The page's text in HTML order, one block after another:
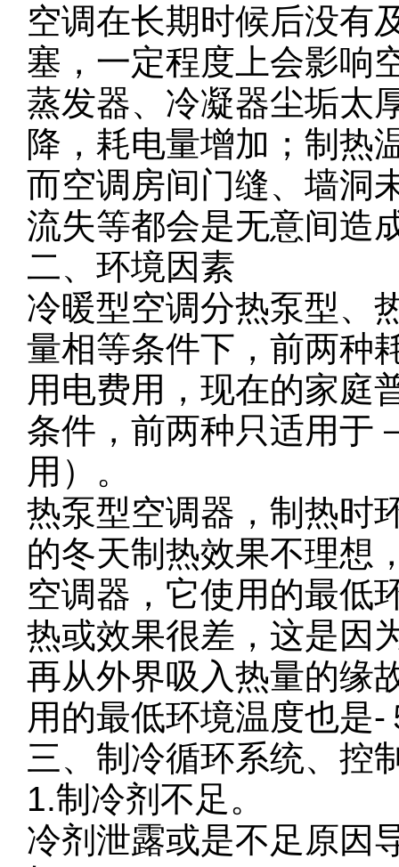
空调在长期时候后没有
塞，一定程度上会影响
蒸发器、冷凝器尘垢太
降，耗电量增加；制热
而空调房间门缝、墙洞
流失等都会是无意间造
二、环境因素
冷暖型空调分热泵型、
量相等条件下，前两种
用电费用，现在的家庭
条件，前两种只适用于
用）。
热泵型空调器，制热时
的冬天制热效果不理想
空调器，它使用的最低
热或效果很差，这是因
再从外界吸入热量的缘
用的最低环境温度也是
三、制冷循环系统、控
1.制冷剂不足。
冷剂泄露或是不足原因